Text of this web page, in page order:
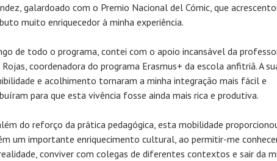
galardoado com o Premio Nacional del Cómic, que
muito enriquecedor à minha experiência.
de todo o programa, contei com o apoio incansável da
coordenadora do programa Erasmus+ da escola anfitriã. A
e acolhimento tornaram a minha integração mais fácil e
para que esta vivência fosse ainda mais rica e produtiva.
do reforço da prática pedagógica, esta mobilidade
um importante enriquecimento cultural, ao permitir-me
conviver com colegas de diferentes contextos e sair da